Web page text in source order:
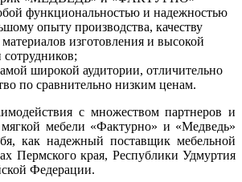
функциональностью и надежностью
опыту производства, качеству
изготовления и высокой
широкой аудитории, отличительно
по сравнительно низким ценам.
с множеством партнеров и
мебели «Фактурно» и «Медведь»
как надежный поставщик мебельной
Пермского края, Республики Удмуртия
Федерации.